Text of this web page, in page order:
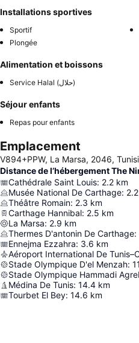
Installations sportives
Sportif
Plongée
Alimentation et boissons
Service Halal (حلال)
Séjour enfants
Repas pour enfants
Emplacement
V894+PPW, La Marsa, 2046,
Distance de l’hébergement The
Cathédrale Saint Louis: 2.2 km
Musée National De Carthage: 2.2
Théâtre Romain: 2.3 km
Carthage Hannibal: 2.5 km
La Marsa: 2.9 km
Thermes D'antonin De Carthage:
Ennejma Ezzahra: 3.6 km
Aéroport International De
Stade Olympique D'el Menzah:
Stade Olympique Hammadi
Médina De Tunis: 14.4 km
Tourbet El Bey: 14.6 km